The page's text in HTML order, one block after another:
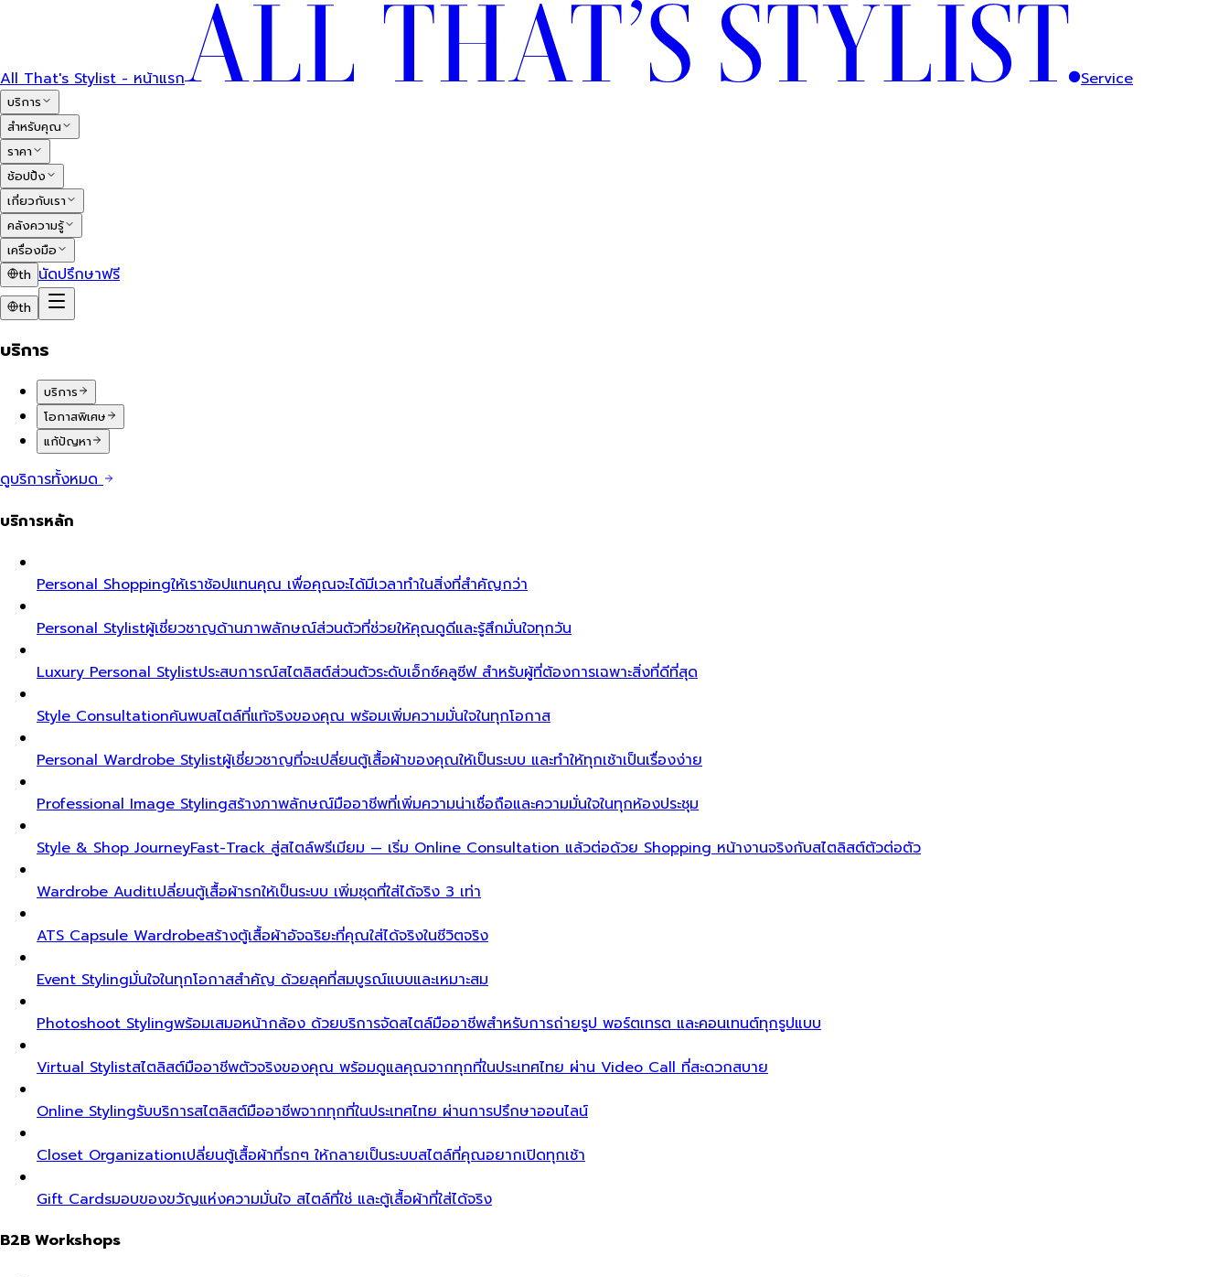
All That's Stylist - หน้าแรก Service
บริการ
สำหรับคุณ
ราคา
ช้อปปิ้ง
เกี่ยวกับเรา
คลังความรู้
เครื่องมือ
th นัดปรึกษาฟรี
th
บริการ
บริการ
โอกาสพิเศษ
แก้ปัญหา
ดูบริการทั้งหมด
บริการหลัก
Personal Shoppingให้เราช้อปแทนคุณ เพื่อคุณจะได้มีเวลาทำในสิ่งที่สำคัญกว่า
Personal Stylistผู้เชี่ยวชาญด้านภาพลักษณ์ส่วนตัวที่ช่วยให้คุณดูดีและรู้สึกมั่นใจทุกวัน
Luxury Personal Stylistประสบการณ์สไตลิสต์ส่วนตัวระดับเอ็กซ์คลูซีฟ สำหรับผู้ที่ต้องการเฉพาะสิ่งที่ดีที่สุด
Style Consultationค้นพบสไตล์ที่แท้จริงของคุณ พร้อมเพิ่มความมั่นใจในทุกโอกาส
Personal Wardrobe Stylistผู้เชี่ยวชาญที่จะเปลี่ยนตู้เสื้อผ้าของคุณให้เป็นระบบ และทำให้ทุกเช้าเป็นเรื่องง่าย
Professional Image Stylingสร้างภาพลักษณ์มืออาชีพที่เพิ่มความน่าเชื่อถือและความมั่นใจในทุกห้องประชุม
Style & Shop JourneyFast-Track สู่สไตล์พรีเมียม — เริ่ม Online Consultation แล้วต่อด้วย Shopping หน้างานจริงกับสไตลิสต์ตัวต่อตัว
Wardrobe Auditเปลี่ยนตู้เสื้อผ้ารกให้เป็นระบบ เพิ่มชุดที่ใส่ได้จริง 3 เท่า
ATS Capsule Wardrobeสร้างตู้เสื้อผ้าอัจฉริยะที่คุณใส่ได้จริงในชีวิตจริง
Event Stylingมั่นใจในทุกโอกาสสำคัญ ด้วยลุคที่สมบูรณ์แบบและเหมาะสม
Photoshoot Stylingพร้อมเสมอหน้ากล้อง ด้วยบริการจัดสไตล์มืออาชีพสำหรับการถ่ายรูป พอร์ตเทรต และคอนเทนต์ทุกรูปแบบ
Virtual Stylistสไตลิสต์มืออาชีพตัวจริงของคุณ พร้อมดูแลคุณจากทุกที่ในประเทศไทย ผ่าน Video Call ที่สะดวกสบาย
Online Stylingรับบริการสไตลิสต์มืออาชีพจากทุกที่ในประเทศไทย ผ่านการปรึกษาออนไลน์
Closet Organizationเปลี่ยนตู้เสื้อผ้าที่รกๆ ให้กลายเป็นระบบสไตล์ที่คุณอยากเปิดทุกเช้า
Gift Cardsมอบของขวัญแห่งความมั่นใจ สไตล์ที่ใช่ และตู้เสื้อผ้าที่ใส่ได้จริง
B2B Workshops